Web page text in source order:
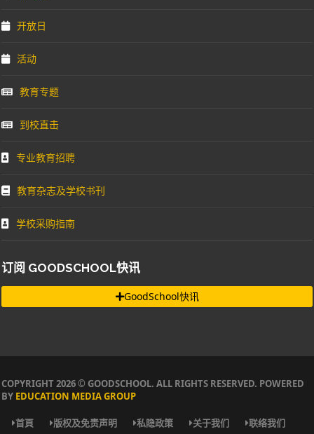
开放日
活动
教育专题
到校直击
专业教育招聘
教育杂志及学校书刊
学校采购指南
订阅 GOODSCHOOL快讯
GoodSchool快讯
COPYRIGHT 2026 © GOODSCHOOL. ALL RIGHTS RESERVED. POWERED
BY EDUCATION MEDIA GROUP
首頁 版权及免责声明 私隐政策 关于我们 联络我们